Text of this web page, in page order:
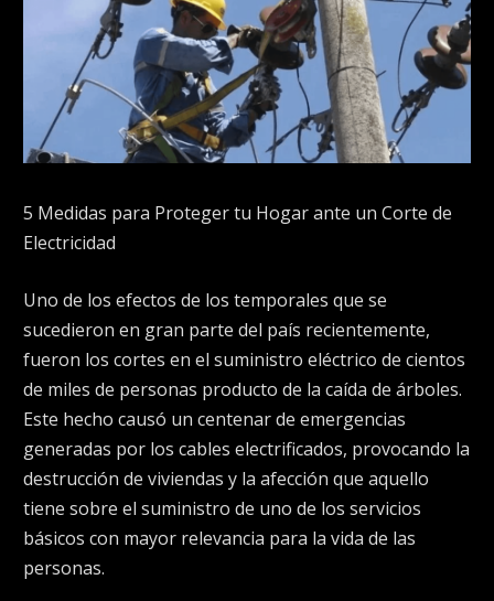
5 Medidas para Proteger tu Hogar ante un Corte de
Electricidad
Uno de los efectos de los temporales que se
sucedieron en gran parte del país recientemente,
fueron los cortes en el suministro eléctrico de cientos
de miles de personas producto de la caída de árboles.
Este hecho causó un centenar de emergencias
generadas por los cables electrificados, provocando la
destrucción de viviendas y la afección que aquello
tiene sobre el suministro de uno de los servicios
básicos con mayor relevancia para la vida de las
personas.